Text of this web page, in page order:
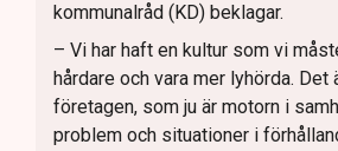
kommunalråd (KD) beklagar.
– Vi har haft en kultur som vi
hårdare och vara mer lyhörda. Det
företagen, som ju är motorn i
problem och situationer i